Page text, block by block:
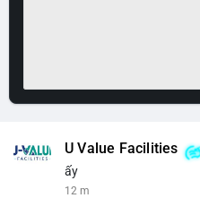
U Value Facilities
ấy
12 m